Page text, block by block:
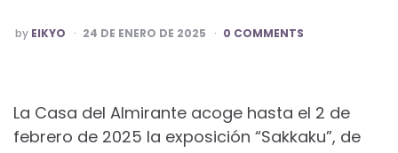
POSTED
BY
by EIKYO 24 DE ENERO DE 2025 0 COMMENTS
La Casa del Almirante acoge hasta el 2 de
febrero de 2025 la exposición “Sakkaku”, de